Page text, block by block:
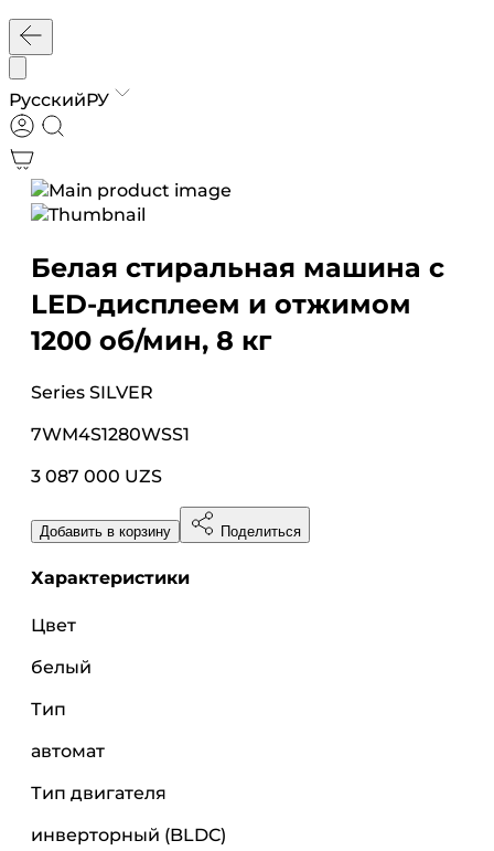
РусскийРУ
Белая стиральная машина с
LED-дисплеем и отжимом
1200 об/мин, 8 кг
Series SILVER
7WM4S1280WSS1
3 087 000 UZS
Добавить в корзину Поделиться
Характеристики
Цвет
белый
Тип
автомат
Тип двигателя
инверторный (BLDC)